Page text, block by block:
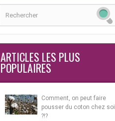
ARTICLES LES PLUS
POPULAIRES
Comment, on peut faire
pousser du coton chez soi
?!?